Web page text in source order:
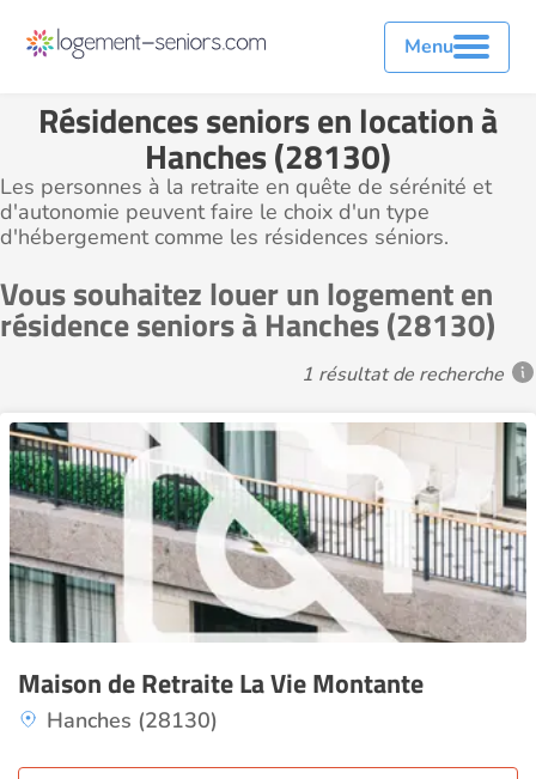
Menu
Résidences seniors en location à
Hanches (28130)
Les personnes à la retraite en quête de sérénité et
d'autonomie peuvent faire le choix d'un type
d'hébergement comme les résidences séniors.
Vous souhaitez louer un logement en
résidence seniors à Hanches (28130)
1 résultat de recherche
Maison de Retraite La Vie Montante
Hanches (28130)